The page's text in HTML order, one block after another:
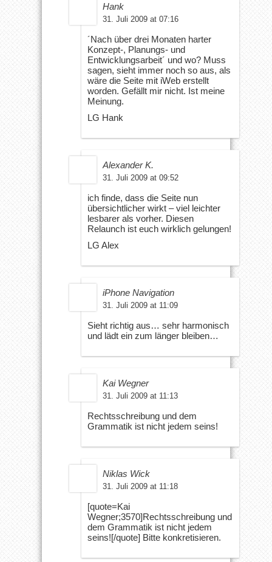
Hank
31. Juli 2009 at 07:16
´Nach über drei Monaten harter
Konzept-, Planungs- und
Entwicklungsarbeit´ und wo? Muss
sagen, sieht immer noch so aus, als
wäre die Seite mit iWeb erstellt
worden. Gefällt mir nicht. Ist meine
Meinung.
LG Hank
Alexander K.
31. Juli 2009 at 09:52
ich finde, dass die Seite nun
übersichtlicher wirkt – viel leichter
lesbarer als vorher. Diesen
Relaunch ist euch wirklich gelungen!
LG Alex
iPhone Navigation
31. Juli 2009 at 11:09
Sieht richtig aus… sehr harmonisch
und lädt ein zum länger bleiben…
Kai Wegner
31. Juli 2009 at 11:13
Rechtsschreibung und dem
Grammatik ist nicht jedem seins!
Niklas Wick
31. Juli 2009 at 11:18
[quote=Kai
Wegner;3570]Rechtsschreibung und
dem Grammatik ist nicht jedem
seins![/quote] Bitte konkretisieren.